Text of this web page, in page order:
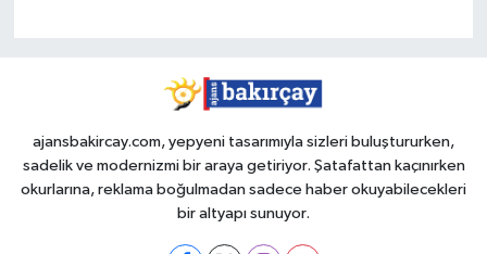
ajansbakircay.com, yepyeni tasarımıyla sizleri buluştururken,
sadelik ve modernizmi bir araya getiriyor. Şatafattan kaçınırken
okurlarına, reklama boğulmadan sadece haber okuyabilecekleri
bir altyapı sunuyor.